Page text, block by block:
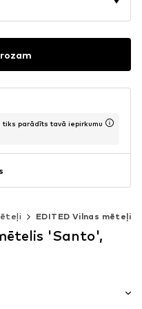
parādīts tavā iepirkumu
EDITED Vilnas mēteļi
'Santo',